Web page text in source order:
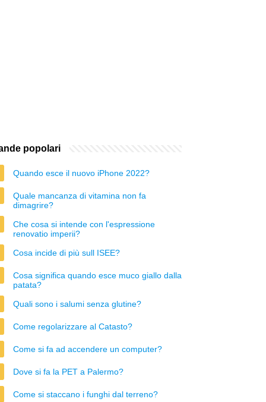
popolari
Quando esce il nuovo iPhone 2022?
Quale mancanza di vitamina non fa
dimagrire?
Che cosa si intende con l'espressione
renovatio imperii?
Cosa incide di più sull ISEE?
Cosa significa quando esce muco giallo dalla
patata?
Quali sono i salumi senza glutine?
Come regolarizzare al Catasto?
Come si fa ad accendere un computer?
Dove si fa la PET a Palermo?
Come si staccano i funghi dal terreno?